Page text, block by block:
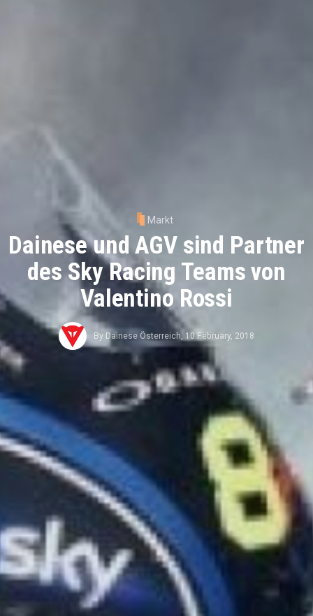
Markt
Dainese und AGV sind Partner
des Sky Racing Teams von
Valentino Rossi
By Dainese Österreich 10 February, 2018